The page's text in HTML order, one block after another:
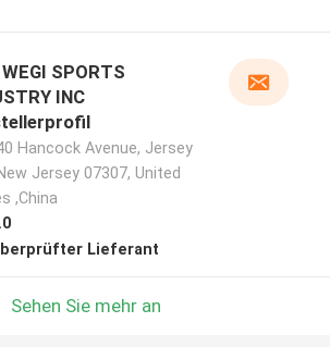
SPORTS
INC
Hancock Avenue, Jersey
Jersey 07307, United
,China
Lieferant
Sehen Sie mehr an